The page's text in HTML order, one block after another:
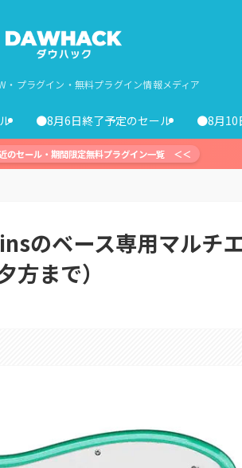
・プラグイン・無料プラグイン情報メディア
●8月6日終了予定のセール ●8月10
のセール・期間限定無料プラグイン一覧 ＜＜
のベース専用マルチ
まで）